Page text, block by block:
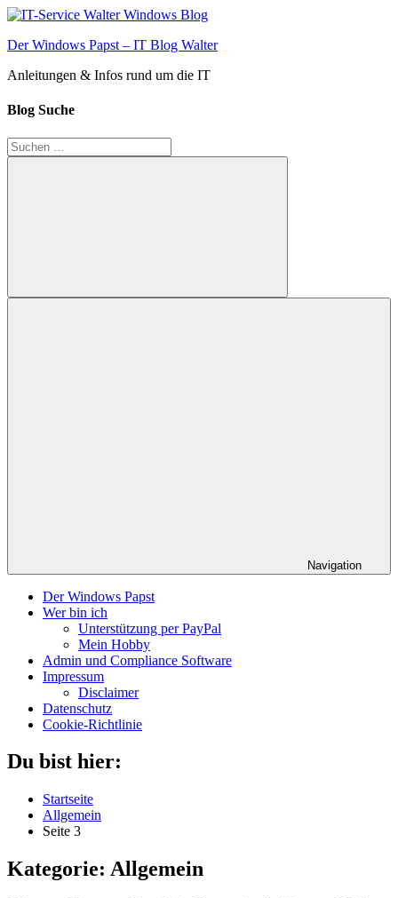
Zum
springen
Der Windows Papst – IT Blog Walter
Anleitungen & Infos rund um die IT
Blog Suche
Suchen
nach:
Suchen
Navigation
Der Windows Papst
Wer bin ich
Unterstützung per PayPal
Mein Hobby
Admin und Compliance Software
Impressum
Disclaimer
Datenschutz
Cookie-Richtlinie
Du bist hier:
Startseite
Allgemein
Seite 3
Kategorie: Allgemein